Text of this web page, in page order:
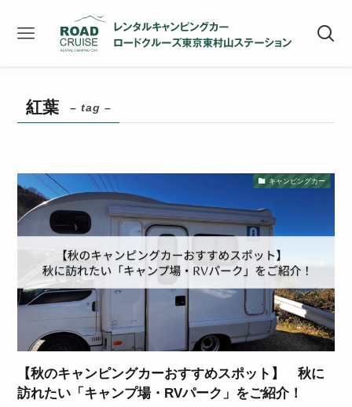
紅葉 – tag –
キャンピングカー
【秋のキャンピングカーおすすめスポット】 秋に
訪れたい「キャンプ場・RVパーク」をご紹介！